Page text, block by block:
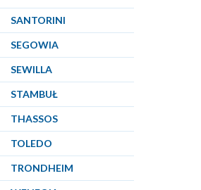
SANTORINI
SEGOWIA
SEWILLA
STAMBUŁ
THASSOS
TOLEDO
TRONDHEIM